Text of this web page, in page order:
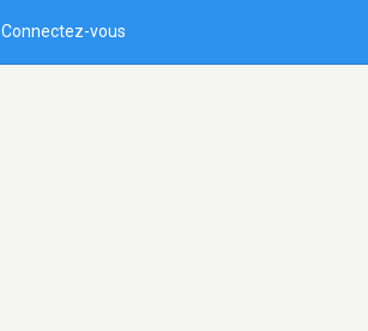
Connectez-vous